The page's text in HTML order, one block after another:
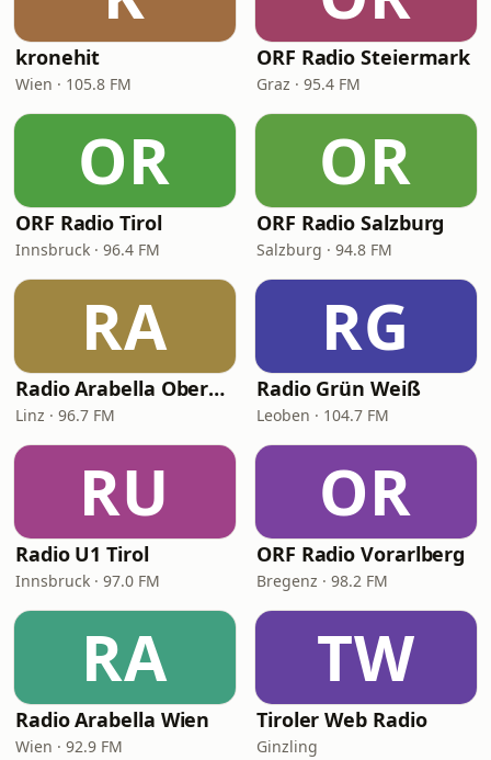
kronehit
Wien · 105.8 FM
ORF Radio Steiermark
Graz · 95.4 FM
OR
ORF Radio Tirol
Innsbruck · 96.4 FM
OR
ORF Radio Salzburg
Salzburg · 94.8 FM
RA
Radio Arabella Oberösterreich
Linz · 96.7 FM
RG
Radio Grün Weiß
Leoben · 104.7 FM
RU
Radio U1 Tirol
Innsbruck · 97.0 FM
OR
ORF Radio Vorarlberg
Bregenz · 98.2 FM
RA
Radio Arabella Wien
Wien · 92.9 FM
TW
Tiroler Web Radio
Ginzling